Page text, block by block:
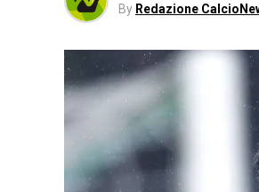
By Redazione